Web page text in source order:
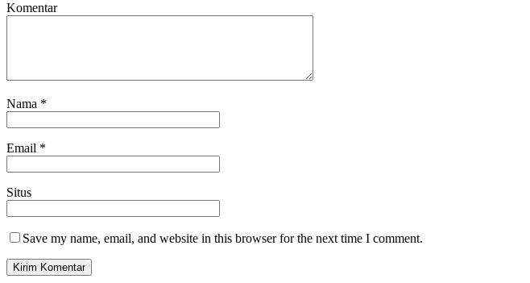
Komentar
Nama *
Email *
Situs
Save my name, email, and website in this browser for the next time I comment.